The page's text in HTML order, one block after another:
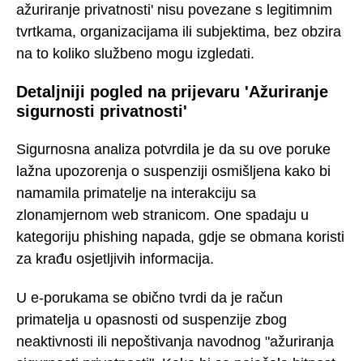
ažuriranje privatnosti' nisu povezane s legitimnim
tvrtkama, organizacijama ili subjektima, bez obzira
na to koliko službeno mogu izgledati.
Detaljniji pogled na prijevaru 'Ažuriranje
sigurnosti privatnosti'
Sigurnosna analiza potvrdila je da su ove poruke
lažna upozorenja o suspenziji osmišljena kako bi
namamila primatelje na interakciju sa
zlonamjernom web stranicom. One spadaju u
kategoriju phishing napada, gdje se obmana koristi
za krađu osjetljivih informacija.
U e-porukama se obično tvrdi da je račun
primatelja u opasnosti od suspenzije zbog
neaktivnosti ili nepoštivanja navodnog "ažuriranja